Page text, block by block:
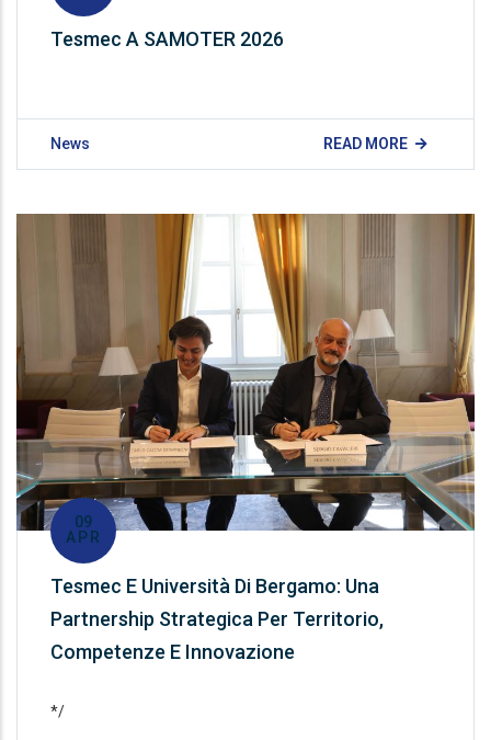
Tesmec A SAMOTER 2026
News READ MORE
09
APR
Tesmec E Università Di Bergamo: Una
Partnership Strategica Per Territorio,
Competenze E Innovazione
*/